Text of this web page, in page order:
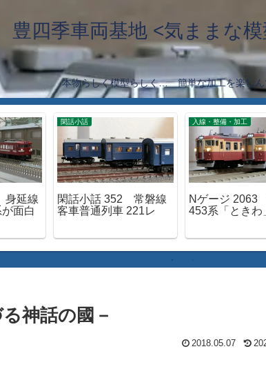
豊四季車両基地 <気ままな
本物らしく模型らしく… 簡単な加工を楽しん
身延線
面白
閑話小話
閑話小話 352 常磐線
客車普通列車 221レ
入線・整備・加工
Nゲージ 2063
453系「ときわ
神話の國－
2018.05.07